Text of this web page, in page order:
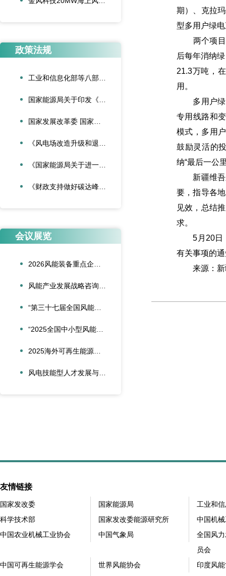
政策法规
会议展览
期）、克拉
型多用户绿
两个项目
后每年消纳
21.3万吨，
用。
多用户绿电
专用线路和
模式，多用
鼓励灵活的
纳“最后一公
新疆维吾尔
要，指导各
见效，总结
求。
5月20日，
有关事项的
来源：新
友情链接
国家发改委 国家能源局
工业和
科学技术部
国家发改委能源研究所
中国机
中国农业机械工业协会
中国气象局
全国风
员会
中国可再生能源学会
世界风能协会 印度风